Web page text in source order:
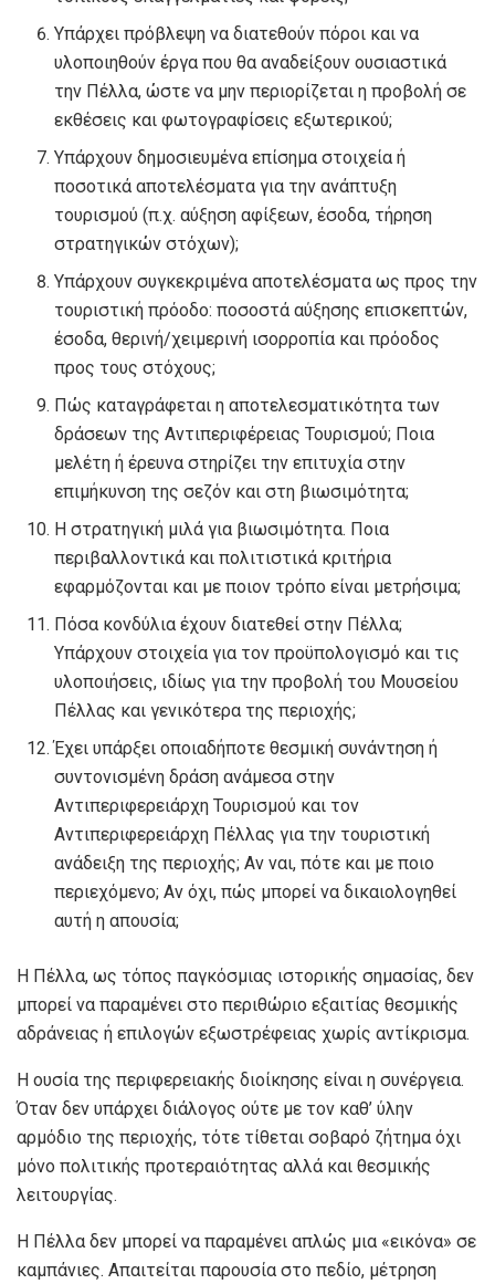
Υπάρχει πρόβλεψη να διατεθούν πόροι και να
υλοποιηθούν έργα που θα αναδείξουν ουσιαστικά
την Πέλλα, ώστε να μην περιορίζεται η προβολή σε
εκθέσεις και φωτογραφίσεις εξωτερικού;
Υπάρχουν δημοσιευμένα επίσημα στοιχεία ή
ποσοτικά αποτελέσματα για την ανάπτυξη
τουρισμού (π.χ. αύξηση αφίξεων, έσοδα, τήρηση
στρατηγικών στόχων);
Υπάρχουν συγκεκριμένα αποτελέσματα ως προς την
τουριστική πρόοδο: ποσοστά αύξησης επισκεπτών,
έσοδα, θερινή/χειμερινή ισορροπία και πρόοδος
προς τους στόχους;
Πώς καταγράφεται η αποτελεσματικότητα των
δράσεων της Αντιπεριφέρειας Τουρισμού; Ποια
μελέτη ή έρευνα στηρίζει την επιτυχία στην
επιμήκυνση της σεζόν και στη βιωσιμότητα;
Η στρατηγική μιλά για βιωσιμότητα. Ποια
περιβαλλοντικά και πολιτιστικά κριτήρια
εφαρμόζονται και με ποιον τρόπο είναι μετρήσιμα;
Πόσα κονδύλια έχουν διατεθεί στην Πέλλα;
Υπάρχουν στοιχεία για τον προϋπολογισμό και τις
υλοποιήσεις, ιδίως για την προβολή του Μουσείου
Πέλλας και γενικότερα της περιοχής;
Έχει υπάρξει οποιαδήποτε θεσμική συνάντηση ή
συντονισμένη δράση ανάμεσα στην
Αντιπεριφερειάρχη Τουρισμού και τον
Αντιπεριφερειάρχη Πέλλας για την τουριστική
ανάδειξη της περιοχής; Αν ναι, πότε και με ποιο
περιεχόμενο; Αν όχι, πώς μπορεί να δικαιολογηθεί
αυτή η απουσία;
Η Πέλλα, ως τόπος παγκόσμιας ιστορικής σημασίας, δεν
μπορεί να παραμένει στο περιθώριο εξαιτίας θεσμικής
αδράνειας ή επιλογών εξωστρέφειας χωρίς αντίκρισμα.
Η ουσία της περιφερειακής διοίκησης είναι η συνέργεια.
Όταν δεν υπάρχει διάλογος ούτε με τον καθ’ ύλην
αρμόδιο της περιοχής, τότε τίθεται σοβαρό ζήτημα όχι
μόνο πολιτικής προτεραιότητας αλλά και θεσμικής
λειτουργίας.
Η Πέλλα δεν μπορεί να παραμένει απλώς μια «εικόνα» σε
καμπάνιες. Απαιτείται παρουσία στο πεδίο, μέτρηση